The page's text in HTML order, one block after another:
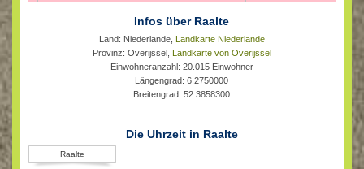
Infos über Raalte
Land: Niederlande, Landkarte Niederlande
Provinz: Overijssel, Landkarte von Overijssel
Einwohneranzahl: 20.015 Einwohner
Längengrad: 6.2750000
Breitengrad: 52.3858300
Die Uhrzeit in Raalte
Raalte